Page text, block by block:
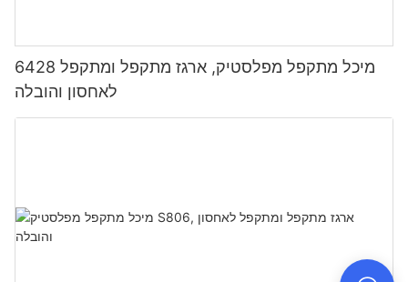
6428 מיכל מתקפל מפלסטיק, ארגז מתקפל ומתקפל
לאחסון והובלה